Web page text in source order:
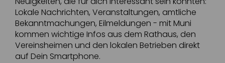
Lokale Nachrichten, Veranstaltungen, amtliche
Bekanntmachungen, Eilmeldungen - mit Muni
kommen wichtige Infos aus dem Rathaus, den
Vereinsheimen und den lokalen Betrieben direkt
auf Dein Smartphone.